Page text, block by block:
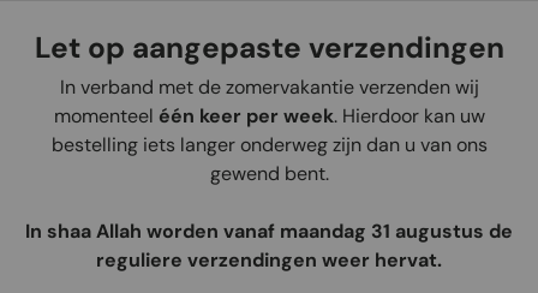
Aller au contenu
Let op aangepaste verzendingen
In verband met de zomervakantie verzenden wij
momenteel één keer per week. Hierdoor kan uw
bestelling iets langer onderweg zijn dan u van ons
gewend bent.
In shaa Allah worden vanaf maandag 31 augustus de
reguliere verzendingen weer hervat.